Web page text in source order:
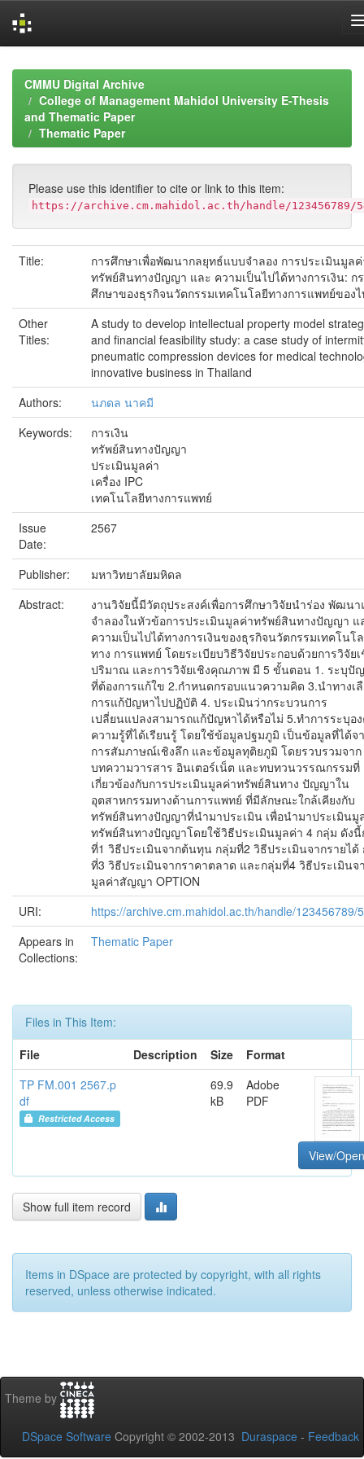
navigationCMMU Digital Archive
College of Management Mahidol University E-Thesis
and Thematic Paper
Thematic Paper
Please use this identifier to cite or link to this item:
https://archive.cm.mahidol.ac.th/handle/123456789/
Title:
การศึกษาเพื่อพัฒนากลยุทธ์แบบจำลอง การประเมินมูล
ทรัพย์สินทางปัญญา และ ความเป็นไปได้ทางการเงิน: ก
ศึกษาของธุรกิจนวัตกรรมเทคโนโลยีทางการแพทย์ของ
Other
Titles:
A study to develop intellectual property model
and financial feasibility study: a case study of
pneumatic compression devices for medical
innovative business in Thailand
Authors:
นภดล นาคมี
Keywords:
การเงิน
ทรัพย์สินทางปัญญา
ประเมินมูลค่า
เครื่อง IPC
เทคโนโลยีทางการแพทย์
Issue
Date:
2567
Publisher:
มหาวิทยาลัยมหิดล
Abstract:
งานวิจัยนี้มีวัตถุประสงค์เพื่อการศึกษาวิจัยนำร่อง พัฒน
จำลองในหัวข้อการประเมินมูลค่าทรัพย์สินทางปัญญา แ
ความเป็นไปได้ทางการเงินของธุรกิจนวัตกรรมเทคโนโ
ทาง การแพทย์ โดยระเบียบวิธีวิจัยประกอบด้วยการวิจัย
ปริมาณ และการวิจัยเชิงคุณภาพ มี 5 ขั้นตอน 1. ระบุปั
ที่ต้องการแก้ใข 2.กำหนดกรอบแนวความคิด 3.นำทางเ
การแก้ปัญหาไปปฏิบัติ 4. ประเมินว่ากระบวนการ
เปลี่ยนแปลงสามารถแก้ปัญหาได้หรือไม่ 5.ทำการระบุอ
ความรู้ที่ได้เรียนรู้ โดยใช้ข้อมูลปฐมภูมิ เป็นข้อมูลที่ได้จ
การสัมภาษณ์เชิงลึก และข้อมูลทุติยภูมิ โดยรวบรวมจาก
บทความวารสาร อินเตอร์เน็ต และทบทวนวรรณกรรมที่
เกี่ยวข้องกับการประเมินมูลค่าทรัพย์สินทาง ปัญญาใน
อุตสาหกรรมทางด้านการแพทย์ ที่มีลักษณะใกล้เคียงกับ
ทรัพย์สินทางปัญญาที่นำมาประเมิน เพื่อนำมาประเมินมู
ทรัพย์สินทางปัญญาโดยใช้วิธีประเมินมูลค่า 4 กลุ่ม ดัง
ที่1 วิธีประเมินจากต้นทุน กลุ่มที่2 วิธีประเมินจากรายได้
ที่3 วิธีประเมินจากราคาตลาด และกลุ่มที่4 วิธีประเมินจ
มูลค่าสัญญา OPTION
URI:
https://archive.cm.mahidol.ac.th/handle/123456789/
Appears in
Collections:
Thematic Paper
Files in This Item:
File
Description Size
Format
TP FM.001 2567.p
df
Restricted Access
69.9
kB
Adobe
PDF
View/Open
Show full item record
Items in DSpace are protected by copyright, with all rights
reserved, unless otherwise indicated.
Theme by
DSpace Software Copyright © 2002-2013 Duraspace - Feedback